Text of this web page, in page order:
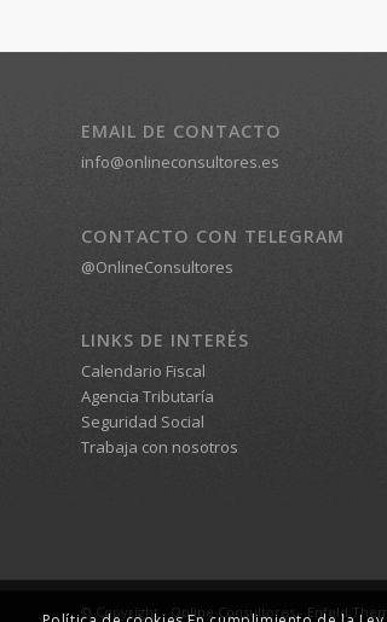
EMAIL DE CONTACTO
info@onlineconsultores.es
CONTACTO CON TELEGRAM
@OnlineConsultores
LINKS DE INTERÉS
Calendario Fiscal
Agencia Tributaría
Seguridad Social
Trabaja con nosotros
© Copyright - Online Consultores - Enfold